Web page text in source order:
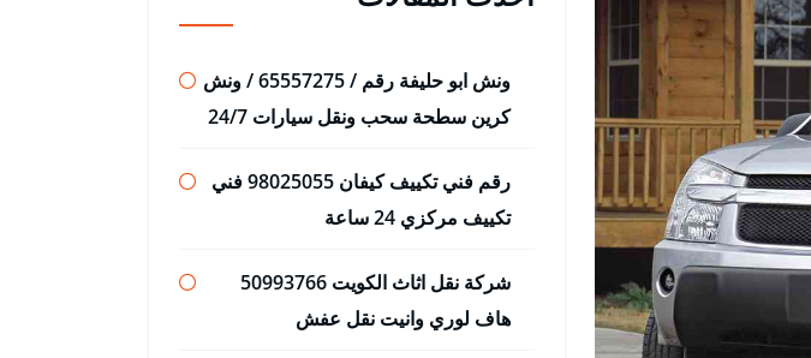
ونش ابو حليفة رقم / 65557275 / ونش
كرين سطحة سحب ونقل سيارات 24/7
رقم فني تكييف كيفان 98025055 فني
تكييف مركزي 24 ساعة
شركة نقل اثاث الكويت 50993766
هاف لوري وانيت نقل عفش